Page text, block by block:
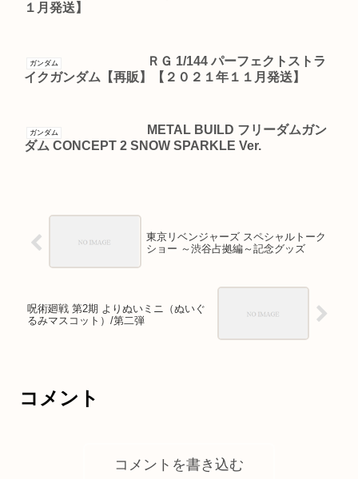
１月発送】
ガンダム
ＲＧ 1/144 パーフェクトストラ
イクガンダム【再販】【２０２１年１１月発送】
ガンダム
METAL BUILD フリーダムガン
ダム CONCEPT 2 SNOW SPARKLE Ver.
東京リベンジャーズ スペシャルトーク
ショー ～渋谷占拠編～記念グッズ
呪術廻戦 第2期 よりぬいミニ（ぬいぐ
るみマスコット）/第二弾
コメント
コメントを書き込む